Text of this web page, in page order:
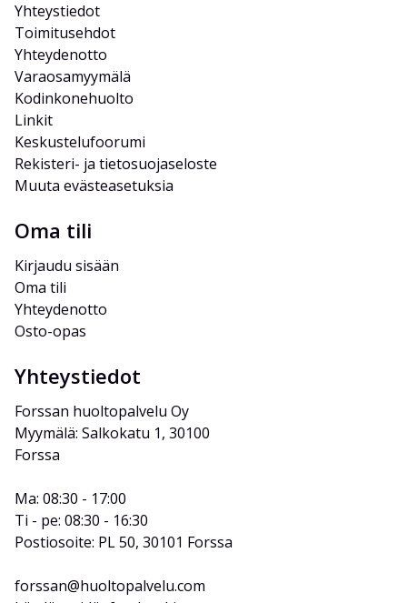
Yhteystiedot
Toimitusehdot
Yhteydenotto
Varaosamyymälä
Kodinkonehuolto
Linkit
Keskustelufoorumi
Rekisteri- ja tietosuojaseloste
Muuta evästeasetuksia
Oma tili
Kirjaudu sisään
Oma tili
Yhteydenotto
Osto-opas
Yhteystiedot
Forssan huoltopalvelu Oy
Myymälä: Salkokatu 1, 30100
Forssa
Ma: 08:30 - 17:00
Ti - pe: 08:30 - 16:30
Postiosoite: PL 50, 30101 Forssa
forssan@huoltopalvelu.com